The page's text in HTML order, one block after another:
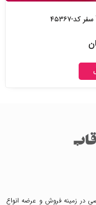
در زمینه فروش و عرضه انواع